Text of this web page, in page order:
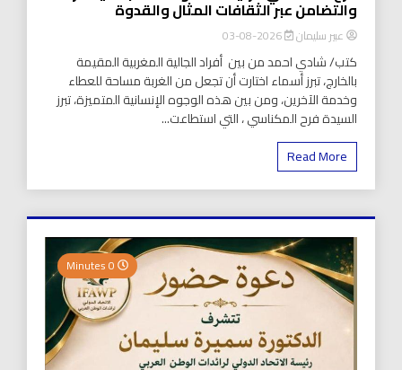
والتضامن عبر الثقافات المثال والقدوة
عبير سليمان 2026-08-03
كتب/ شادي احمد من بين أفراد الجالية المغربية المقيمة
بالخارج، تبرز أسماء اختارت أن تجعل من الغربة مساحة للعطاء
وخدمة الآخرين، ومن بين هذه الوجوه الإنسانية المتميزة، تبرز
السيدة فرح المكناسي ، التي استطاعت...
Read More